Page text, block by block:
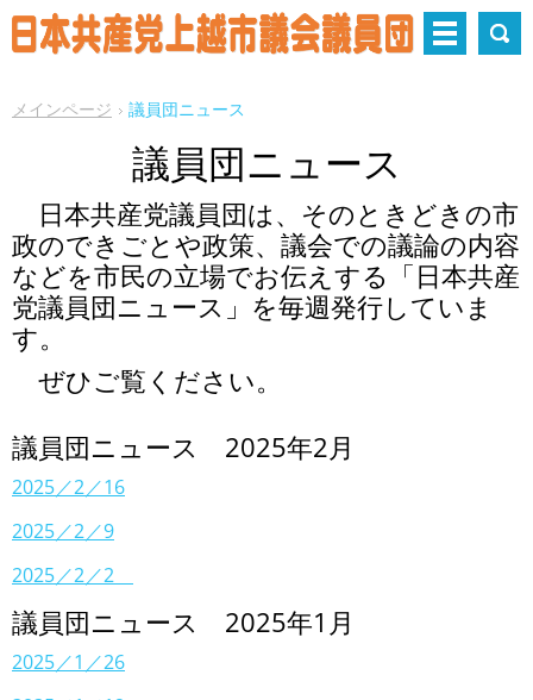
メインページ 議員団ニュース
議員団ニュース
日本共産党議員団は、そのときどきの市
政のできごとや政策、議会での議論の内容
などを市民の立場でお伝えする「日本共産
党議員団ニュース」を毎週発行していま
す。
ぜひご覧ください。
議員団ニュース 2025年2月
2025／2／16
2025／2／9
2025／2／2
議員団ニュース 2025年1月
2025／1／26